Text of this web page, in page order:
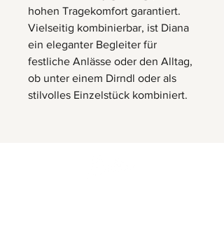
hohen Tragekomfort garantiert.
Vielseitig kombinierbar, ist Diana
ein eleganter Begleiter für
festliche Anlässe oder den Alltag,
ob unter einem Dirndl oder als
stilvolles Einzelstück kombiniert.